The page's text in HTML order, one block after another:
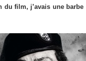
du film, j’avais une barbe